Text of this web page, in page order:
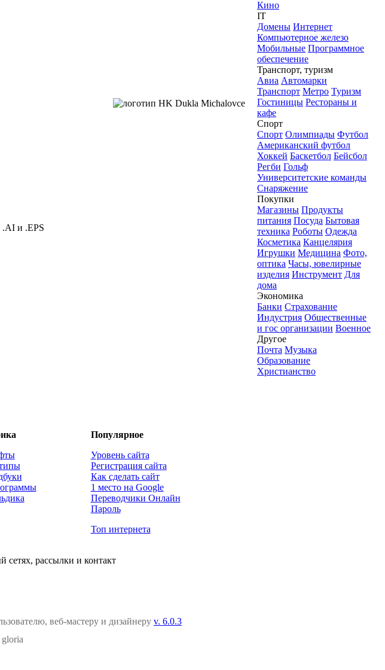
.AIи .EPS
Кино
IT
Домены Интернет
Компьютерное железо
Мобильные Программное
обеспечение
Транспорт, туризм
Авиа Автомарки
Транспорт Метро Туризм
Гостиницы Рестораны и
кафе
Спорт
Спорт Олимпиады Футбол
Американский футбол
Хоккей Баскетбол Бейсбол
Регби Гольф
Университетские команды
Снаряжение
Покупки
Магазины Продукты
питания Посуда Бытовая
техника Роботы Одежда
Косметика Канцелярия
Игрушки Медицина Фото,
оптика Часы, ювелирные
изделия Инструмент Для
дома
Экономика
Банки Страхование
Индустрия Общественные
и гос организации Военное
Другое
Почта Музыка
Образование
Христианство
Популярное
Уровень сайта
Регистрация сайта
Как сделать сайт
1 место на Google
Переводчики Онлайн
Пароль
Топ интернета
сетях, рассылки и контакт
веб-мастеру и дизайнеру v. 6.0.3
gloria